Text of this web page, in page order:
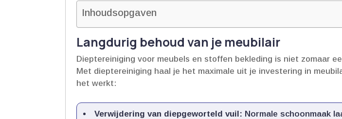
Inhoudsopgaven
Langdurig behoud van je meubilair
Dieptereiniging voor meubels en stoffen bekleding is niet zomaar
Met dieptereiniging haal je het maximale uit je investering in
het werkt:
Verwijdering van diepgeworteld vuil: Normale schoonmaak